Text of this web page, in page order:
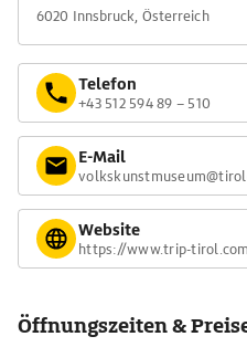
6020 Innsbruck, Österreich
Telefon
+43 512 594 89 – 510
E-Mail
Website
https://www.trip-tirol.com
Öffnungszeiten &